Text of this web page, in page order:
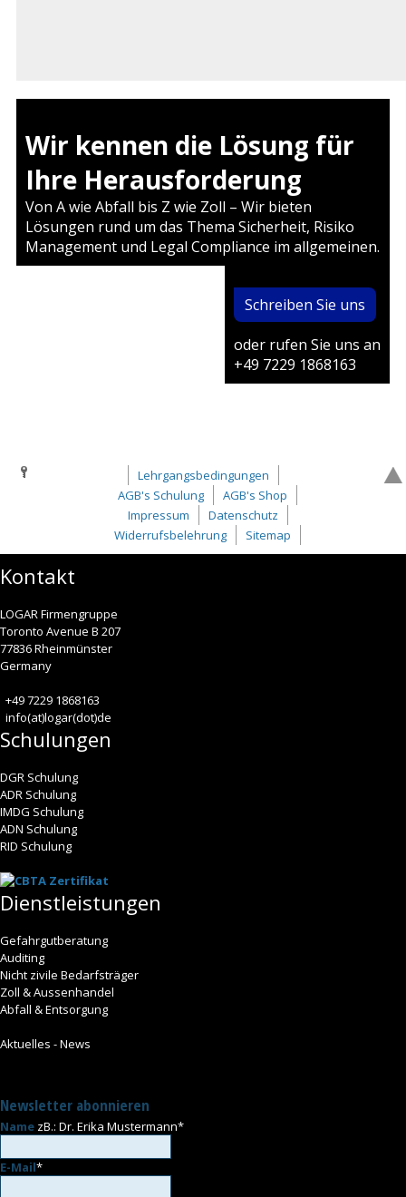
Wir kennen die Lösung für
Ihre Herausforderung
Von A wie Abfall bis Z wie Zoll – Wir bieten
Lösungen rund um das Thema Sicherheit, Risiko
Management und Legal Compliance im allgemeinen.
Schreiben Sie uns
oder rufen Sie uns an
+49 7229 1868163
Lehrgangsbedingungen
AGB's Schulung
AGB's Shop
Impressum
Datenschutz
Widerrufsbelehrung
Sitemap
Kontakt
LOGAR Firmengruppe
Toronto Avenue B 207
77836 Rheinmünster
Germany
+49 7229 1868163
info(at)logar(dot)de
Schulungen
DGR Schulung
ADR Schulung
IMDG Schulung
ADN Schulung
RID Schulung
Dienstleistungen
Gefahrgutberatung
Auditing
Nicht zivile Bedarfsträger
Zoll & Aussenhandel
Abfall & Entsorgung
Aktuelles - News
Newsletter abonnieren
Name zB.: Dr. Erika Mustermann*
E-Mail*